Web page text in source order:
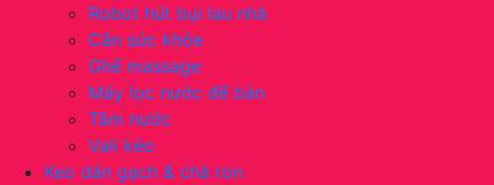
Robot hút bụi lau nhà
Cân sức khỏe
Ghế massage
Máy lọc nước để bàn
Tăm nước
Vali kéo
Keo dán gạch & chà ron